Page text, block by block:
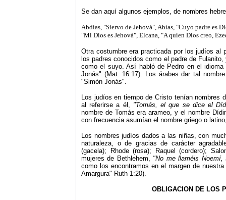
Se dan aquí algunos ejemplos, de nombres
Abdías, "Siervo de Jehová", Abías, "Cuyo padre es
"Mi Dios es Jehová", Elcana, "A quien Dios creo,
Otra costumbre era practicada por los judíos al
los padres conocidos como el padre de
como el suyo. Así habló de Pedro en el
Jonás" (Mat. 16:17). Los árabes dar tal
"Simón Jonás".
Los judíos en tiempo de Cristo tenían nombres
al referirse a él, "Tomás, el que se dice el
nombre de Tomás era arameo, y el nombre
con frecuencia asumían el nombre griego o
Los nombres judíos dados a las niñas, con
naturaleza, o de gracias de carácter
(gacela); Rhode (rosa); Raquel (cordero);
mujeres de Bethlehem, "No me llaméis
como los encontramos en el margen de
Amargura" Ruth 1:20).
OBLIGACION DE LOS